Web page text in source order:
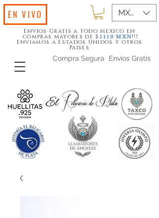
Envios Gratis
Compra Segura
Envios Gratis a todo Mexico en
compras mayores de $ 1119 MXN!!!
Enviamos a Estados Unidos y otros
Paises
MXN ($)
EN VIVO